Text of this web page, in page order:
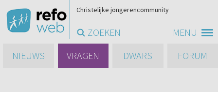
MENU
Christelijke jongerencommunity
ZOEKEN
NIEUWS
VRAGEN DWARS FORUM